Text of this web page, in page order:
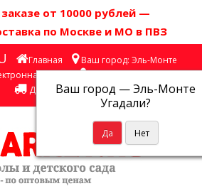
от 10000 рублей —
по Москве и МО в ПВЗ
Главная Ваш город: Эль-Монте
Ваш город —Эль-Монте
Угадали?
почта
Личный кабинет
Доставка